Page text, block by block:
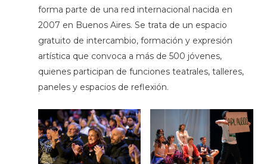
forma parte de una red internacional nacida en
2007 en Buenos Aires. Se trata de un espacio
gratuito de intercambio, formación y expresión
artística que convoca a más de 500 jóvenes,
quienes participan de funciones teatrales, talleres,
paneles y espacios de reflexión.